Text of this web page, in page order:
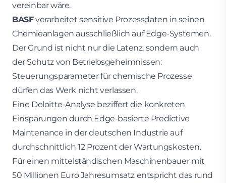
vereinbar wäre.
BASFverarbeitet sensitive Prozessdaten in seinen
Chemieanlagen ausschließlich auf Edge-Systemen.
Der Grund ist nicht nur die Latenz, sondern auch
der Schutz von Betriebsgeheimnissen:
Steuerungsparameter für chemische Prozesse
dürfen das Werk nicht verlassen.
Eine Deloitte-Analyse beziffert die konkreten
Einsparungen durch Edge-basierte Predictive
Maintenance in der deutschen Industrie auf
durchschnittlich 12 Prozent der Wartungskosten.
Für einen mittelständischen Maschinenbauer mit
50 Millionen Euro Jahresumsatz entspricht das rund